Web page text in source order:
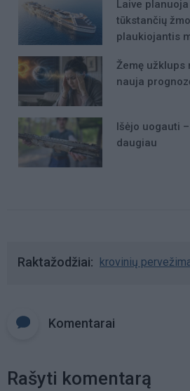
Laive
tūkstančių
plaukiojantis
Žemę užklups
nauja
Išėjo uogauti
daugiau
Raktažodžiai krovinių
Komentarai
Rašyti komentarą